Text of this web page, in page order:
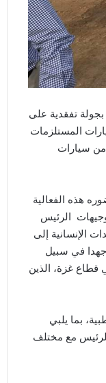
تفقدية على
المستلزمات
من سيارات
هذه الفعالية
الرئيس
الإنسانية إلى
جهدا في سبيل
قطاع غزة، الذين
بما يلبي
الرئيس مع مختلف